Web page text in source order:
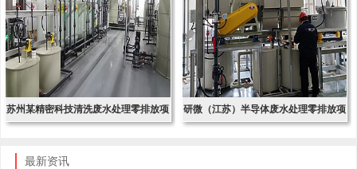
苏州某精密科技清洗废水处理零排放项 研微（江苏）半导体废水处理零排放项
最新资讯